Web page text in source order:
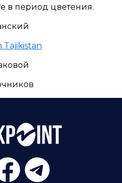
в период цветения.
Tajikistan